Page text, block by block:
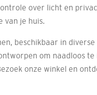
over licht en
van je huis.
beschikbaar in
om naadloos
onze winkel en